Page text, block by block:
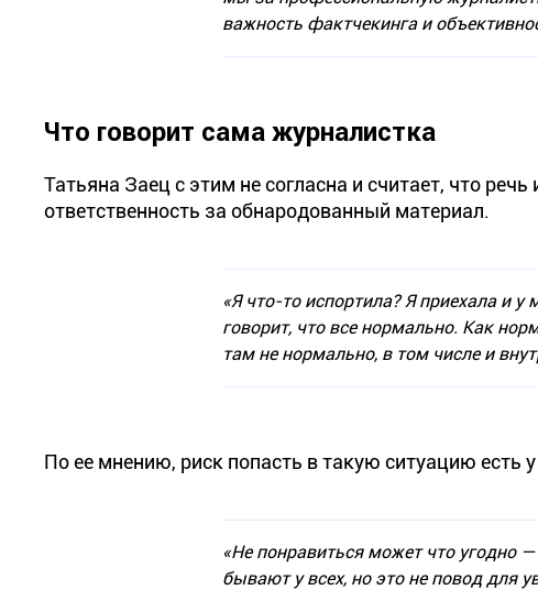
важность фактчекинга и
Что говорит сама журналистка
Татьяна Заец с этим не согласна и считает, что
ответственность за обнародованный материал.
«Я что-то испортила? Я приехала и
говорит, что все нормально. Как
там не нормально, в том числе и
По ее мнению, риск попасть в такую ситуацию есть
«Не понравиться может что угодно
бывают у всех, но это не повод для